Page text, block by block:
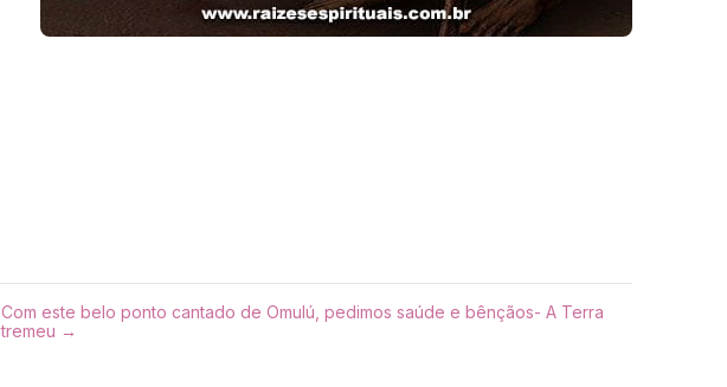
Com este belo ponto cantado de Omulú, pedimos saúde e bênçãos- A Terra
tremeu →